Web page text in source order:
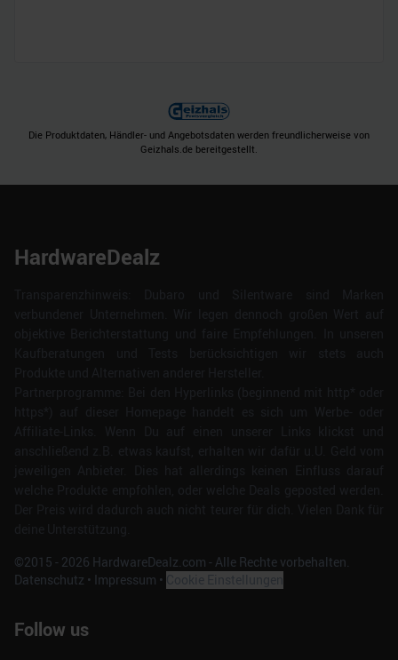
Die Produktdaten, Händler- und Angebotsdaten werden freundlicherweise von
Geizhals.de bereitgestellt.
HardwareDealz
©2015 - 2026 HardwareDealz.com - Alle Rechte vorbehalten.
Datenschutz • Impressum •
Follow us